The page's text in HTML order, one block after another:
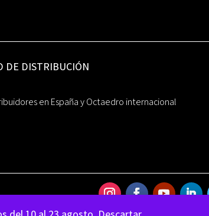
DE DISTRIBUCIÓN
en España y Octaedro internacional